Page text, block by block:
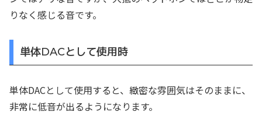
りなく感じる音です。
単体DACとして使用時
単体DACとして使用すると、緻密な雰囲気はそのままに、
非常に低音が出るようになります。